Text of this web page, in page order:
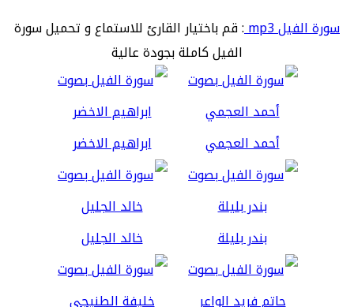
سورة الفيل mp3
: قم باختيار القارئ للاستماع و تحميل سورة
الفيل كاملة بجودة عالية
أحمد العجمي ابراهيم الاخضر
بندر بليلة خالد الجليل